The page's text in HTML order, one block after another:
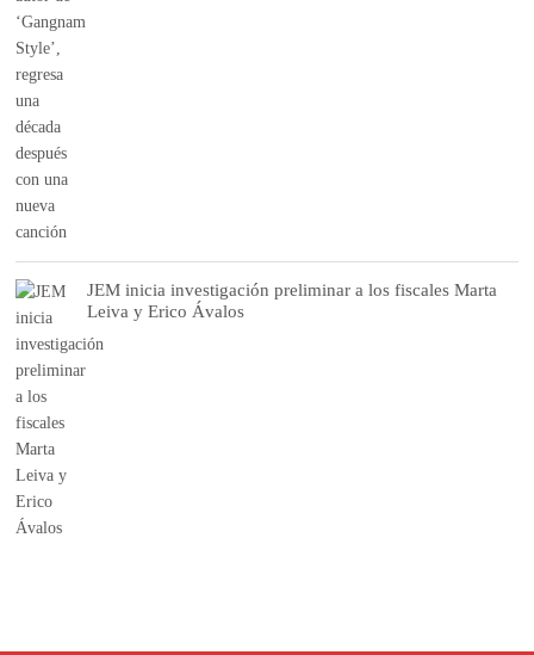
JEM inicia investigación preliminar a los fiscales Marta
Leiva y Erico Ávalos